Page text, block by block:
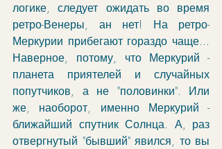
логике, следует ожидать во время
ретро-Венеры, ан нет! На ретро-
Меркурии прибегают гораздо чаще...
Наверное, потому, что Меркурий -
планета приятелей и случайных
попутчиков, а не "половинки". Или
же, наоборот, именно Меркурий -
ближайший спутник Солнца. А, раз
отвергнутый "бывший" явился, то вы